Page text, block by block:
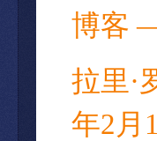
博客
拉里·
年2月